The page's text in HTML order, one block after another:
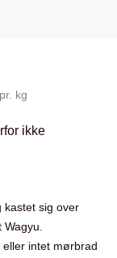
pr. kg
ikke
kastet sig over
eller intet mørbrad